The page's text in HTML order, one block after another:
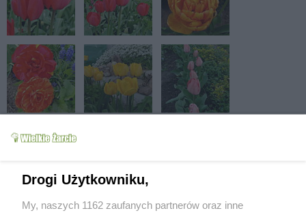
Drogi Użytkowniku,
My, naszych 1162 zaufanych partnerów oraz inne